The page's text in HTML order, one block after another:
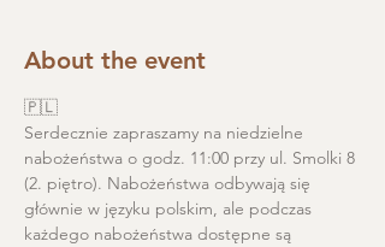
About the event
🇵🇱
Serdecznie zapraszamy na niedzielne
nabożeństwa o godz. 11:00 przy ul. Smolki 8
(2. piętro). Nabożeństwa odbywają się
głównie w języku polskim, ale podczas
każdego nabożeństwa dostępne są